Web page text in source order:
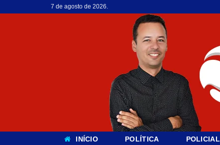
7 de agosto de 2026.
INÍCIO POLÍTICA POLICIAL